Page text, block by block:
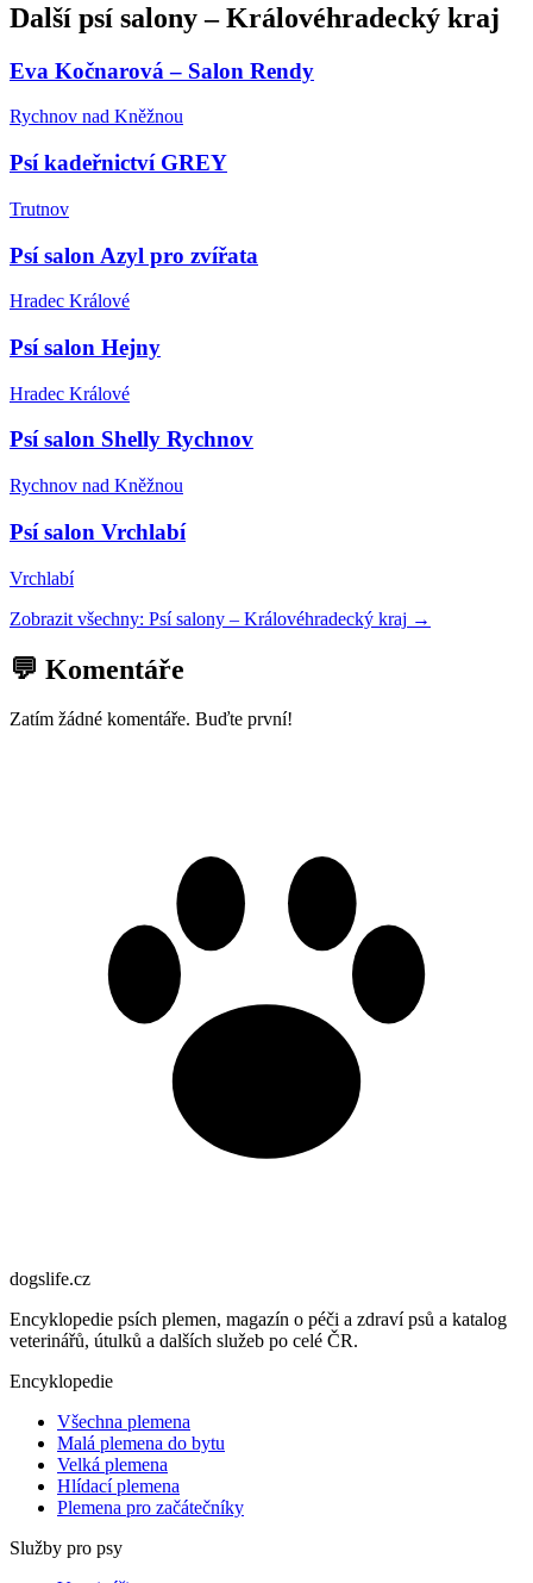
Další psí salony–Královéhradecký kraj
Eva Kočnarová – Salon Rendy
Rychnov nad Kněžnou
Psí kadeřnictví GREY
Trutnov
Psí salon Azyl pro zvířata
Hradec Králové
Psí salon Hejny
Hradec Králové
Psí salon Shelly Rychnov
Rychnov nad Kněžnou
Psí salon Vrchlabí
Vrchlabí
Zobrazit všechny: Psí salony – Královéhradecký kraj →
💬 Komentáře
Zatím žádné komentáře. Buďte první!
dogslife.cz
Encyklopedie psích plemen, magazín o péči a zdraví psů a katalog
veterinářů, útulků a dalších služeb po celé ČR.
Encyklopedie
Všechna plemena
Malá plemena do bytu
Velká plemena
Hlídací plemena
Plemena pro začátečníky
Služby pro psy